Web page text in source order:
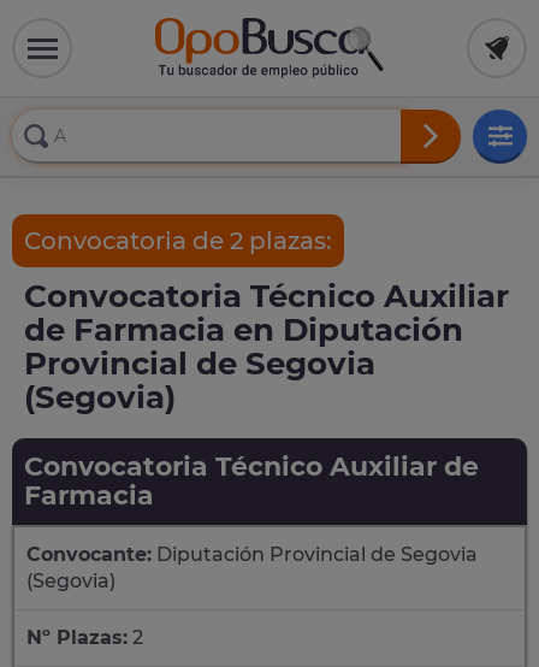
Convocatoria de 2 plazas:
Convocatoria Técnico Auxiliar
de Farmacia en Diputación
Provincial de Segovia
(Segovia)
Convocatoria Técnico Auxiliar de
Farmacia
Convocante: Diputación Provincial de Segovia
(Segovia)
Nº Plazas: 2